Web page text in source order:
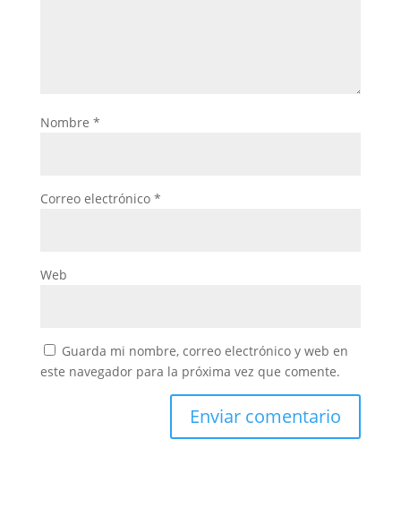
Nombre *
Correo electrónico *
Web
Guarda mi nombre, correo electrónico y web en
este navegador para la próxima vez que comente.